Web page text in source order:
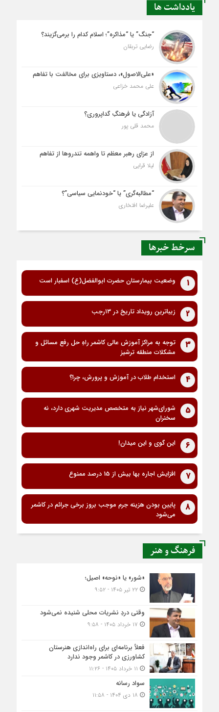
یادداشت ها
“جنگ” یا “مذاکره”؛ اسلام کدام را برمی‌گزیند؟
رضایی تربقان
«علی‌الاصول»، دستاویزی برای مخالفت با تفاهم
علی محمد خزاعی
آزادگی یا فرهنگِ گداپروری؟
محمد قلی پور
از عزای رهبر معظم تا واهمه تندروها از تفاهم
لیلا قرایی
“مطالبه‌گری” یا “خودنمایی سیاسی”؟
علیرضا افتخاری
سرخط خبرها
1 وضعیت بیمارستان حضرت ابوالفضل(ع) اسفبار است
2 زیباترین رویداد تاریخ در ۱۳رجب
3
توجه به مراکز آموزش عالی کاشمر راهِ حل رفع مسائل و
مشکلات منطقه ترشیز
4 استخدام طلاب در آموزش و پرورش، چرا؟
5
شورای‌شهر نیاز به متخصص مدیریت شهری دارد، نه
سخنران
6 این گوی و این میدان!
7 افزایش اجاره بها بیش از 15 درصد ممنوع
8
پایین بودن هزینه جرم موجب بروز برخی جرائم در کاشمر
می‌شود
فرهنگ و هنر
«شور» یا «نوحه» اصیل؛
۲۲ تیر ۱۴۰۵ - ۹:۵۲
وقتی دردِ نشریات محلی شنیده نمی‌شود
فعلاً برنامه‌ای برای راه‌اندازی هنرستان
کشاورزی در کاشمر وجود ندارد
سواد رسانه